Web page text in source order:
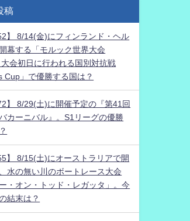
稿
】 8/14(金)にフィンランド・ヘル
幕する「モルック世界大会
会初日に行われる国別対抗戦
Cup」で優勝する国は？
】 8/29(土)に開催予定の『第41回
カーニバル』。S1リーグの優勝
】 8/15(土)にオーストラリアで開
水の無い川のボートレース大会
ー・オン・トッド・レガッタ」。今
結末は？